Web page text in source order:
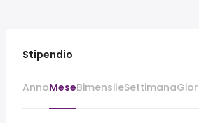
Stipendio
AnnoMeseBimensileSettimana